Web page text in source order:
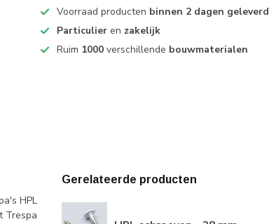
Voorraad producten binnen 2 dagen geleverd
Particulier en zakelijk
Ruim 1000 verschillende bouwmaterialen
HPL
Trespa
Gerelateerde producten